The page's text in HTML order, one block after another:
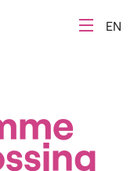
EN